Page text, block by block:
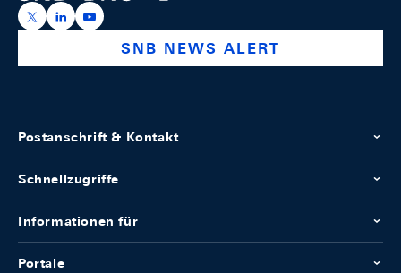
https://x.com/snb_bns
https://ch.linkedin.com/company/swiss-national-
https://www.youtube.com/@swissnationalbank
SNB NEWS ALERT
Postanschrift & Kontakt
Schnellzugriffe
Informationen für
Portale